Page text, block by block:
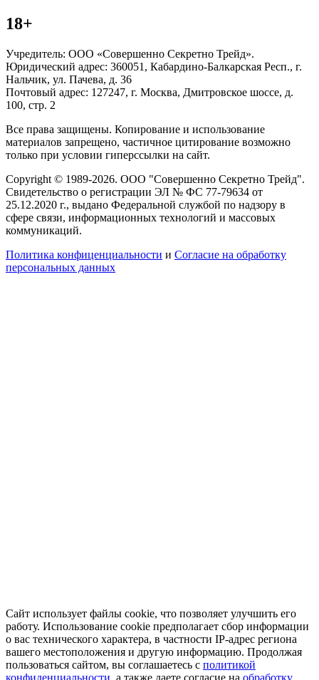
18+
Учредитель: ООО «Совершенно Секретно Трейд».
Юридический адрес: 360051, Кабардино-Балкарская Респ., г.
Нальчик, ул. Пачева, д. 36
Почтовый адрес: 127247, г. Москва, Дмитровское шоссе, д.
100, стр. 2
Все права защищены. Копирование и использование
материалов запрещено, частичное цитирование возможно
только при условии гиперссылки на сайт.
Copyright © 1989-2026. ООО "Совершенно Секретно Трейд".
Свидетельство о регистрации ЭЛ № ФС 77-79634 от
25.12.2020 г., выдано Федеральной службой по надзору в
сфере связи, информационных технологий и массовых
коммуникаций.
Политика конфиценциальности и Согласие на обработку
персональных данных
Сайт использует файлы cookie, что позволяет улучшить его
работу. Использование cookie предполагает сбор информации
о вас технического характера, в частности IP-адрес региона
вашего местоположения и другую информацию. Продолжая
пользоваться сайтом, вы соглашаетесь с политикой
конфиденциальности , а также даете согласие на обработку